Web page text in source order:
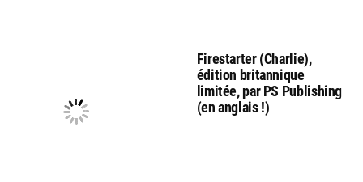
Firestarter (Charlie),
édition britannique
limitée, par PS Publishing
(en anglais !)